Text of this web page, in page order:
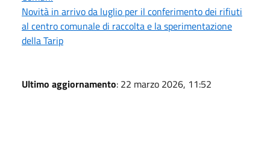
Novità in arrivo da luglio per il conferimento dei rifiuti
al centro comunale di raccolta e la sperimentazione
della Tarip
Ultimo aggiornamento: 22 marzo 2026, 11:52